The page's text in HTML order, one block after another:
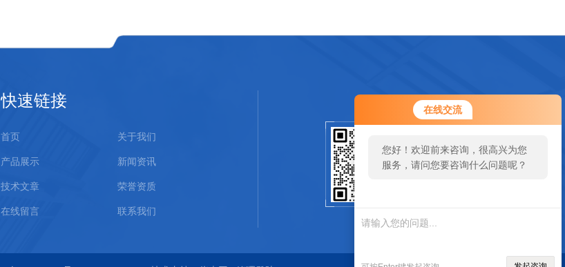
在线交流
您好！欢迎前来咨询，很高兴为您
服务，请问您要咨询什么问题呢？
快速链接
首页 关于我们
产品展示 新闻资讯
技术文章 荣誉资质
在线留言 联系我们
扫码加微信